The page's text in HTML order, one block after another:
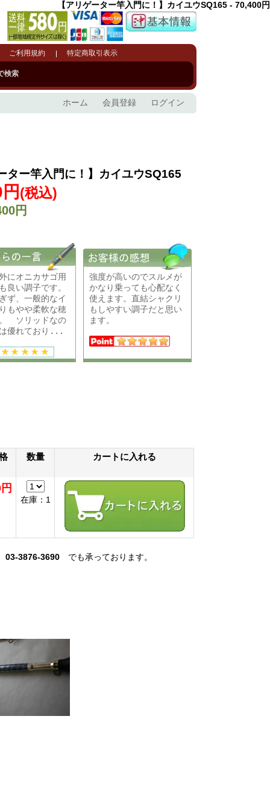
【アリゲーター竿入門に！】カイユウSQ165 - 70,400円
ご利用規約 特定商取引表示
検索
ホーム 会員登録 ログイン
ター竿入門に！】カイユウSQ165
(税込)
円
にオニカサゴ用
良い調子です。
、一般的なイ
もやや柔軟な穂
ソリッドなの
優れており...
強度が高いのでスルメが
かなり乗っても心配なく
使えます。直結シャクリ
もしやすい調子だと思い
ます。
数量 カートに入れる
在庫：1
03-3876-3690 でも承っております。